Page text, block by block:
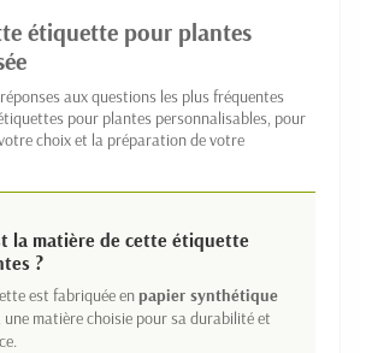
étiquette pour plantes
aux questions les plus fréquentes
pour plantes personnalisables, pour
choix et la préparation de votre
la matière de cette étiquette
?
est fabriquée enpapier synthétique
matière choisie pour sa durabilité et